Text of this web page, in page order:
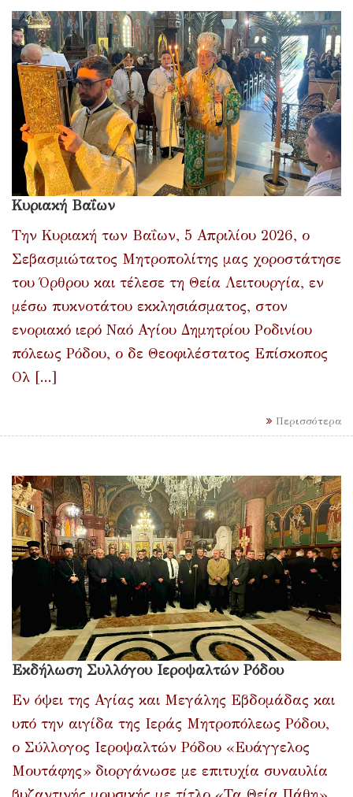
Κυριακή Βαΐων
Την Κυριακή των Βαΐων, 5 Απριλίου 2026, ο
Σεβασμιώτατος Μητροπολίτης μας χοροστάτησε
του Όρθρου και τέλεσε τη Θεία Λειτουργία, εν
μέσω πυκνοτάτου εκκλησιάσματος, στον
ενοριακό ιερό Ναό Αγίου Δημητρίου Ροδινίου
πόλεως Ρόδου, ο δε Θεοφιλέστατος Επίσκοπος
Ολ [...]
Περισσότερα
Εκδήλωση Συλλόγου Ιεροψαλτών Ρόδου
Εν όψει της Αγίας και Μεγάλης Εβδομάδας και
υπό την αιγίδα της Ιεράς Μητροπόλεως Ρόδου,
ο Σύλλογος Ιεροψαλτών Ρόδου «Ευάγγελος
Μουτάφης» διοργάνωσε με επιτυχία συναυλία